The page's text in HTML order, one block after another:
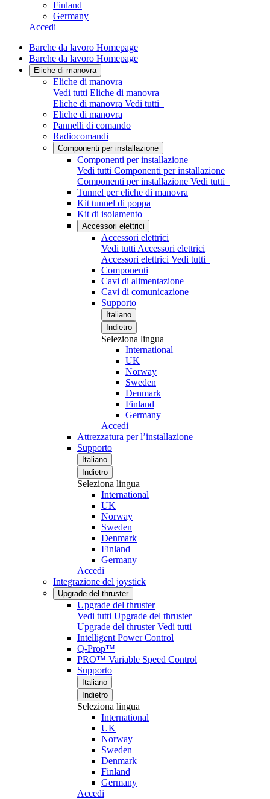
Finland
Germany
Accedi
Barche da lavoro Homepage
Barche da lavoro Homepage
Eliche di manovra
Eliche di manovra
Vedi tutti Eliche di manovra
Eliche di manovra Vedi tutti
Eliche di manovra
Pannelli di comando
Radiocomandi
Componenti per installazione
Componenti per installazione
Vedi tutti Componenti per installazione
Componenti per installazione Vedi tutti
Tunnel per eliche di manovra
Kit tunnel di poppa
Kit di isolamento
Accessori elettrici
Accessori elettrici
Vedi tutti Accessori elettrici
Accessori elettrici Vedi tutti
Componenti
Cavi di alimentazione
Cavi di comunicazione
Supporto
Italiano
Indietro
Seleziona lingua
International
UK
Norway
Sweden
Denmark
Finland
Germany
Accedi
Attrezzatura per l’installazione
Supporto
Italiano
Indietro
Seleziona lingua
International
UK
Norway
Sweden
Denmark
Finland
Germany
Accedi
Integrazione del joystick
Upgrade del thruster
Upgrade del thruster
Vedi tutti Upgrade del thruster
Upgrade del thrusterVedi tutti
Intelligent Power Control
Q-Prop™
PRO™ Variable Speed Control
Supporto
Italiano
Indietro
Seleziona lingua
International
UK
Norway
Sweden
Denmark
Finland
Germany
Accedi